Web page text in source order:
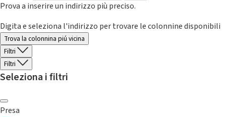
Prova a inserire un indirizzo più preciso.
Digita e seleziona l'indirizzo per trovare le colonnine disponibili
Trova la colonnina piú vicina
Filtri
Filtri
Seleziona i filtri
Presa